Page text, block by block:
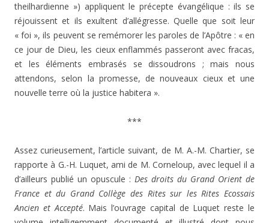
theilhardienne ») appliquent le précepte évangélique : ils se
réjouissent et ils exultent d’allégresse. Quelle que soit leur
« foi », ils peuvent se remémorer les paroles de l’Apôtre : « en
ce jour de Dieu, les cieux enflammés passeront avec fracas,
et les éléments embrasés se dissoudrons ; mais nous
attendons, selon la promesse, de nouveaux cieux et une
nouvelle terre où la justice habitera ».
***
Assez curieusement, l’article suivant, de M. A.-M. Chartier, se
rapporte à G.-H. Luquet, ami de M. Corneloup, avec lequel il a
d’ailleurs publié un opuscule : Des droits du Grand Orient de
France et du Grand Collège des Rites sur les Rites Ecossais
Ancien et Accepté. Mais l’ouvrage capital de Luquet reste le